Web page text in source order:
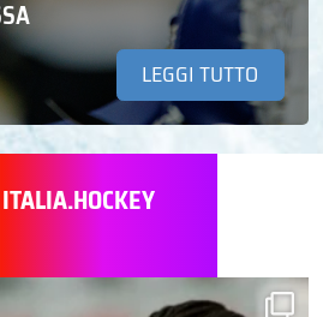
LEGGI TUTTO
ITALIA.HOCKEY